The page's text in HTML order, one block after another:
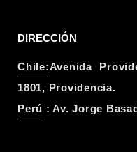
DIRECCIÓN
Chile:Avenida
1801, Providencia.
Perú : Av. Jorge